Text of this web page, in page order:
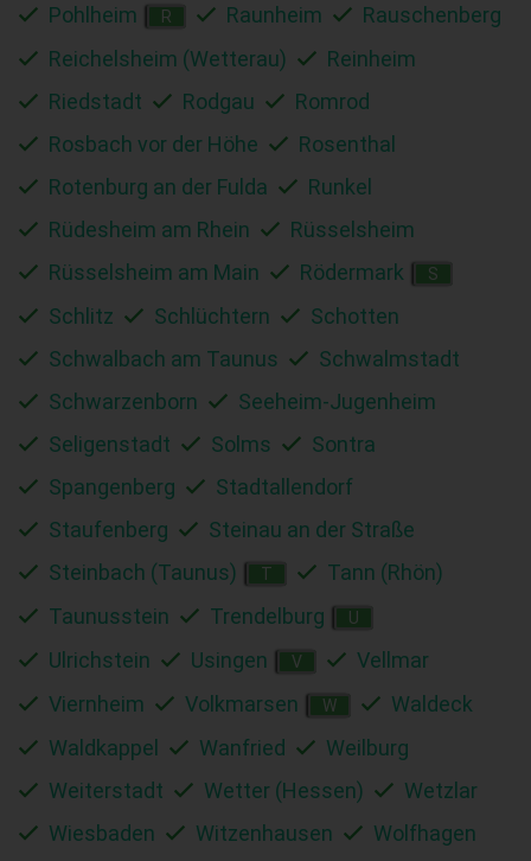
Pohlheim
R Raunheim
Rauschenberg
Reichelsheim (Wetterau)
Reinheim
Riedstadt
Rodgau
Romrod
Rosbach vor der Höhe
Rosenthal
Rotenburg an der Fulda
Runkel
Rüdesheim am Rhein
Rüsselsheim
Rüsselsheim am Main
Rödermark S
Schlitz Schlüchtern
Schotten
Schwalbach am Taunus
Schwalmstadt
Schwarzenborn
Seeheim-Jugenheim
Seligenstadt
Solms
Sontra
Spangenberg
Stadtallendorf
Staufenberg
Steinau an der Straße
Steinbach (Taunus)
T
Tann (Rhön)
Taunusstein
Trendelburg U
Ulrichstein Usingen V
Vellmar
Viernheim
Volkmarsen W
Waldeck
Waldkappel
Wanfried
Weilburg
Weiterstadt
Wetter (Hessen)
Wetzlar
Wiesbaden
Witzenhausen
Wolfhagen